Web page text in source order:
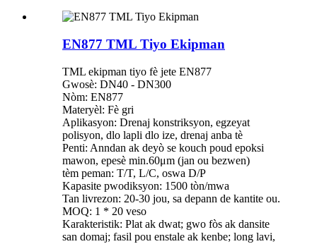
EN877 TML Tiyo Ekipman
TML ekipman tiyo fè jete EN877
Gwosè: DN40 - DN300
Nòm: EN877
Materyèl: Fè gri
Aplikasyon: Drenaj konstriksyon, egzeyat
polisyon, dlo lapli dlo ize, drenaj anba tè
Penti: Anndan ak deyò se kouch poud epoksi
mawon, epesè min.60μm (jan ou bezwen)
tèm peman: T/T, L/C, oswa D/P
Kapasite pwodiksyon: 1500 tòn/mwa
Tan livrezon: 20-30 jou, sa depann de kantite ou.
MOQ: 1 * 20 veso
Karakteristik: Plat ak dwat; gwo fòs ak dansite
san domaj; fasil pou enstale ak kenbe; long lavi,